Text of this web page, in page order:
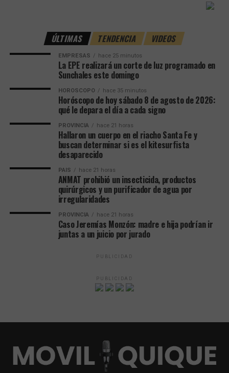
ÚLTIMAS TENDENCIA VIDEOS
EMPRESAS hace 25 minutos
La EPE realizará un corte de luz programado en
Sunchales este domingo
HOROSCOPO hace 35 minutos
Horóscopo de hoy sábado 8 de agosto de 2026:
qué le depara el día a cada signo
PROVINCIA hace 21 horas
Hallaron un cuerpo en el riacho Santa Fe y
buscan determinar si es el kitesurfista
desaparecido
PAIS hace 21 horas
ANMAT prohibió un insecticida, productos
quirúrgicos y un purificador de agua por
irregularidades
PROVINCIA hace 21 horas
Caso Jeremías Monzón: madre e hija podrían ir
juntas a un juicio por jurado
PUBLICIDAD
PUBLICIDAD